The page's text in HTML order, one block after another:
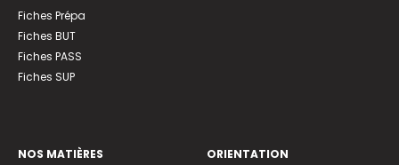
Fiches Prépa
Fiches BUT
Fiches PASS
Fiches SUP
NOS MATIÈRES
ORIENTATION